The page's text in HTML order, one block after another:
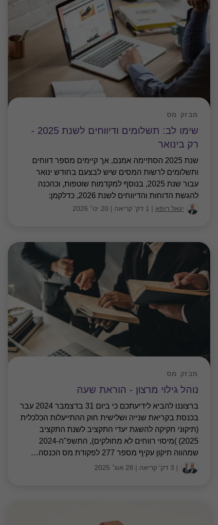
שימו לב: תשלומים ודיווחים לשנת 2025 -
רק בינואר
מבזק מס
שנת 2025 הסתיימה אמנם, אך קיימים מספר דווחים
ותשלומים לרשות המסים שיש לבצעם בחודש ינואר
עבור שנת 2025, בנוסף למקדמות שוטפות, וכהכנה
להגשת הדוחות והדיווחים לשנת 2026, כדלקמן:
יגאל רופא | 1 דק' קריאה | 20 ינו׳ 2026
נוהל גילוי מרצון - הוראת שעה
מבזק מס
ברצוננו להביא לידיעתכם כי ביום 31 בדצמבר 2024 עבר
בכנסת בקריאת שנייה ושלישית חוק ההתייעלות הכלכלית
(תיקוני חקיקה להשגת יעדי התקציב לשנת התקציב
2025) )מיסוי רווחים לא מחולקים), התשפ"ה-2024
שמהווה תיקון עקיף מספר 277 לפקודת מס הכנסה
…
| 3 דק' קריאה | 28 אוג׳ 2025